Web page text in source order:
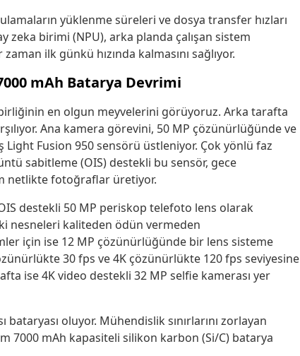
yüklenme süreleri ve dosya transfer hızları
zeka birimi (NPU), arka planda çalışan sistem
ilk günkü hızında kalmasını sağlıyor.
mAh Batarya Devrimi
en olgun meyvelerini görüyoruz. Arka tarafta
Ana kamera görevini, 50 MP çözünürlüğünde ve
Light Fusion 950 sensörü üstleniyor. Çok yönlü faz
sabitleme (OIS) destekli bu sensör, gece
netlikte fotoğraflar üretiyor.
destekli 50 MP periskop telefoto lens olarak
nesneleri kaliteden ödün vermeden
için ise 12 MP çözünürlüğünde bir lens sisteme
30 fps ve 4K çözünürlükte 120 fps seviyesine
ise 4K video destekli 32 MP selfie kamerası yer
oluyor. Mühendislik sınırlarını zorlayan
7000 mAh kapasiteli silikon karbon (Si/C) batarya